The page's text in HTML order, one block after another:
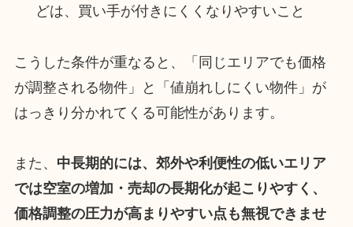
どは、買い手が付きにくくなりやすいこと
こうした条件が重なると、「同じエリアでも価格
が調整される物件」と「値崩れしにくい物件」が
はっきり分かれてくる可能性があります。
また、 中長期的には、郊外や利便性の低いエリア
では空室の増加・売却の長期化が起こりやすく、
価格調整の圧力が高まりやすい点も無視できませ